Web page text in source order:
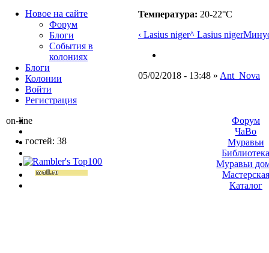
Температура: 20-22°C
‹ Lasius niger^ Lasius niger
05/02/2018 - 13:48 » Ant_Nova
Новое на сайте
Форум
Блоги
События в
колониях
Блоги
Колонии
Войти
Peгиcтpaция
on-line
гостей: 38
Форум
ЧаВо
Муравьи
Муравьи
Мастерская
Каталог